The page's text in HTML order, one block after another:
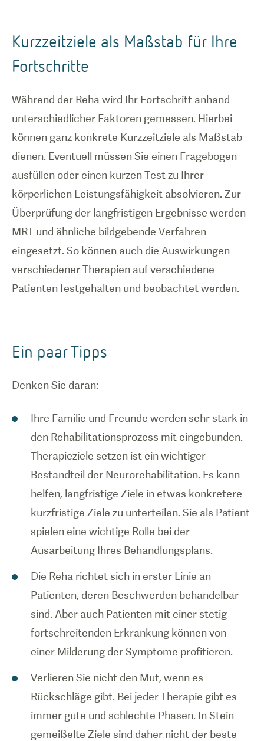
Kurzzeitziele als Maßstab für Ihre
Fortschritte
Während der Reha wird Ihr Fortschritt anhand
unterschiedlicher Faktoren gemessen. Hierbei
können ganz konkrete Kurzzeitziele als Maßstab
dienen. Eventuell müssen Sie einen Fragebogen
ausfüllen oder einen kurzen Test zu Ihrer
körperlichen Leistungsfähigkeit absolvieren. Zur
Überprüfung der langfristigen Ergebnisse werden
MRT und ähnliche bildgebende Verfahren
eingesetzt. So können auch die Auswirkungen
verschiedener Therapien auf verschiedene
Patienten festgehalten und beobachtet werden.
Ein paar Tipps
Denken Sie daran:
Ihre Familie und Freunde werden sehr stark in
den Rehabilitationsprozess mit eingebunden.
Therapieziele setzen ist ein wichtiger
Bestandteil der Neurorehabilitation. Es kann
helfen, langfristige Ziele in etwas konkretere
kurzfristige Ziele zu unterteilen. Sie als Patient
spielen eine wichtige Rolle bei der
Ausarbeitung Ihres Behandlungsplans.
Die Reha richtet sich in erster Linie an
Patienten, deren Beschwerden behandelbar
sind. Aber auch Patienten mit einer stetig
fortschreitenden Erkrankung können von
einer Milderung der Symptome profitieren.
Verlieren Sie nicht den Mut, wenn es
Rückschläge gibt. Bei jeder Therapie gibt es
immer gute und schlechte Phasen. In Stein
gemeißelte Ziele sind daher nicht der beste